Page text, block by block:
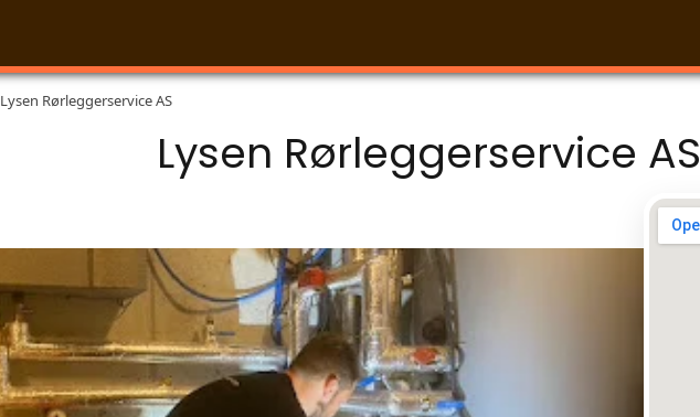
Lysen Rørleggerservice AS
Lysen Rørleggerservice AS